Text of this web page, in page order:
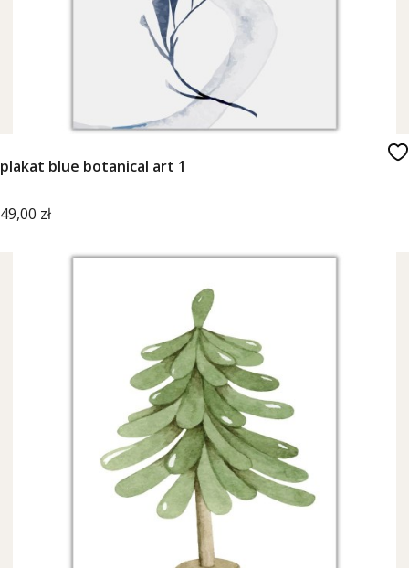
plakat blue botanical art 1
Cena
49,00 zł